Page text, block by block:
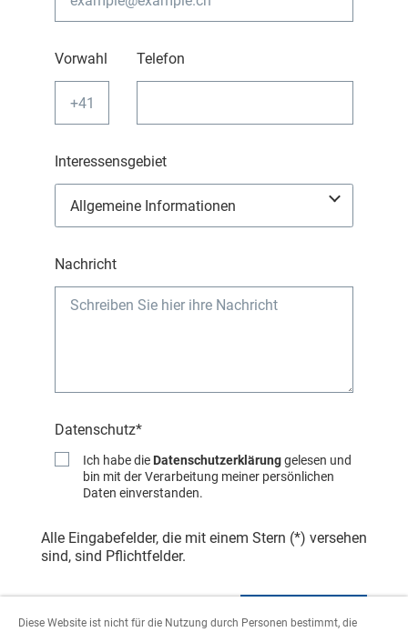
Vorwahl Telefon
Interessensgebiet
Nachricht
Datenschutz*
Ich habe die Datenschutzerklärunggelesen und
bin mit der Verarbeitung meiner persönlichen
Daten einverstanden.
Alle Eingabefelder, die mit einem Stern (*) versehen
sind, sind Pflichtfelder.
Diese Website ist nicht für die Nutzung durch Personen bestimmt, die